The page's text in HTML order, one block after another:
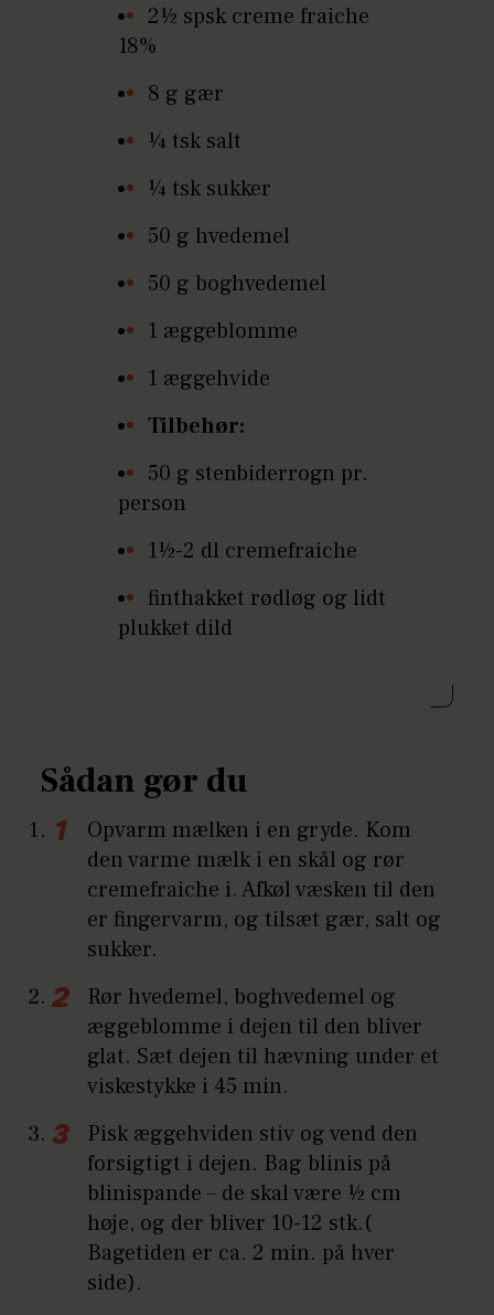
2½ spsk creme fraiche
18%
8 g gær
¼ tsk salt
¼ tsk sukker
50 g hvedemel
50 g boghvedemel
1 æggeblomme
1 æggehvide
Tilbehør:
50 g stenbiderrogn pr.
person
1½-2 dl cremefraiche
finthakket rødløg og lidt
plukket dild
Sådan gør du
Opvarm mælken i en gryde. Kom
den varme mælk i en skål og rør
cremefraiche i. Afkøl væsken til den
er fingervarm, og tilsæt gær, salt og
sukker.
Rør hvedemel, boghvedemel og
æggeblomme i dejen til den bliver
glat. Sæt dejen til hævning under et
viskestykke i 45 min.
Pisk æggehviden stiv og vend den
forsigtigt i dejen. Bag blinis på
blinispande – de skal være ½ cm
høje, og der bliver 10-12 stk.(
Bagetiden er ca. 2 min. på hver
side).